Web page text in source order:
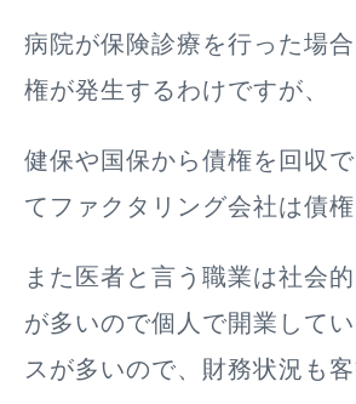
病院が保険診療を行った場
権が発生するわけですが、
健保や国保から債権を回収
てファクタリング会社は債
また医者と言う職業は社会
が多いので個人で開業して
スが多いので、財務状況も